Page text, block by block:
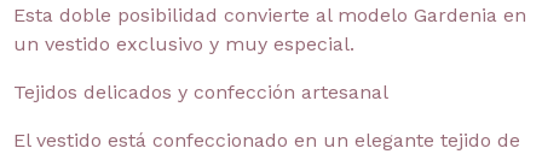
Esta doble posibilidad convierte al modelo Gardenia en
un vestido exclusivo y muy especial.
Tejidos delicados y confección artesanal
El vestido está confeccionado en un elegante tejido de